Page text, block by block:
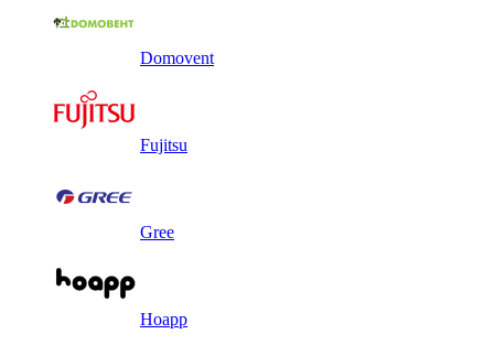
Domovent
Fujitsu
Gree
Hoapp